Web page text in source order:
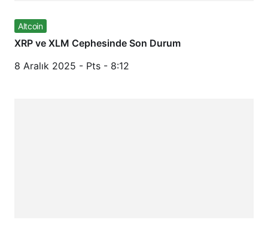
Altcoin
XRP ve XLM Cephesinde Son Durum
8 Aralık 2025 - Pts - 8:12